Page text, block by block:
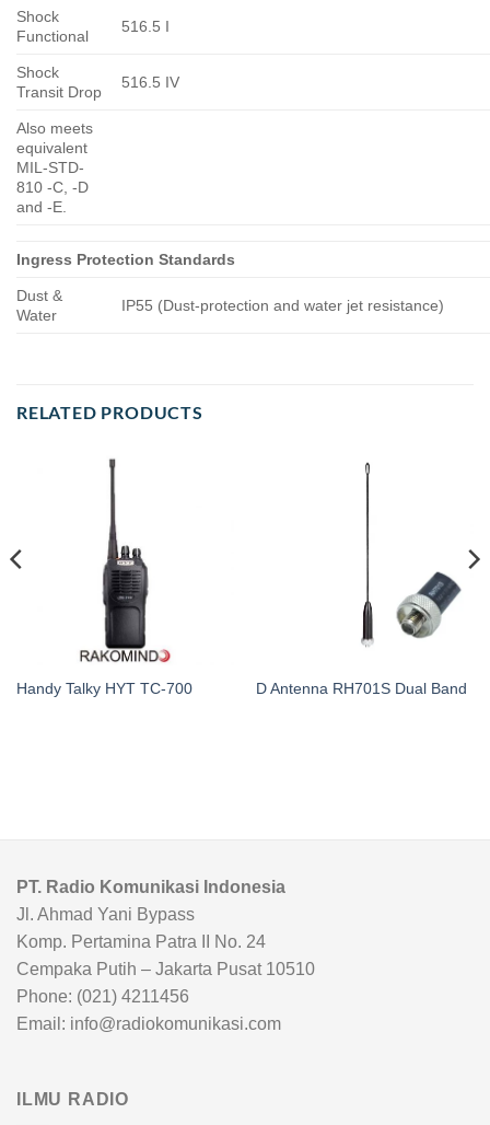
Shock
Functional
516.5 I
Shock
Transit Drop
516.5 IV
Also meets
equivalent
MIL-STD-
810 -C, -D
and -E.
Ingress Protection Standards
Dust &
Water
IP55 (Dust-protection and water jet resistance)
RELATED PRODUCTS
Handy Talky HYT TC-700 D Antenna RH701S Dual Band
PT. Radio Komunikasi Indonesia
Jl. Ahmad Yani Bypass
Komp. Pertamina Patra II No. 24
Cempaka Putih – Jakarta Pusat 10510
Phone: (021) 4211456
Email: info@radiokomunikasi.com
ILMU RADIO